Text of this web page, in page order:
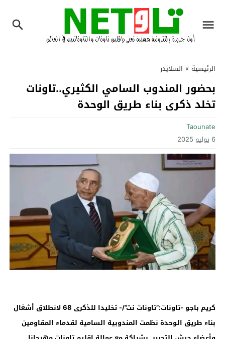
الرئيسية » السلايدر
بحضور المندوب السامي الكثيري..تاونات
تخلد ذكرى بناء طريق الوحدة‎
Taounate
6 يوليو 2025
كريم باجو -تاونات:”تاونات نت”/- تخليدا للذكرى 68 لانطلاق أشغال
بناء طريق الوحدة نظمت المندوبية السامية لقدماء المقاومين